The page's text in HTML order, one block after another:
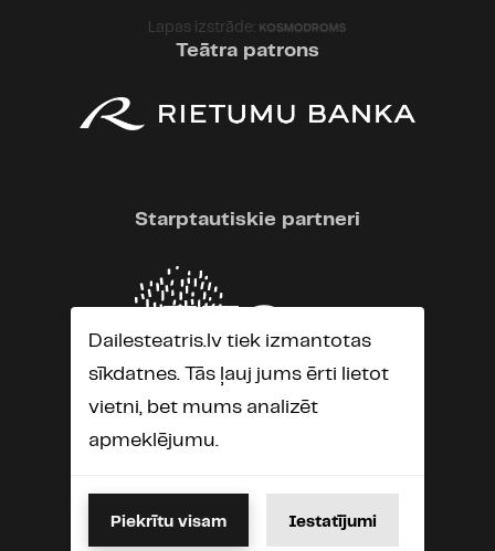
Lapas izstrāde:
Teātra patrons
Starptautiskie partneri
Dailesteatris.lv tiek izmantotas
sīkdatnes. Tās ļauj jums ērti lietot
vietni, bet mums analizēt
apmeklējumu.
Piekrītu visam Iestatījumi